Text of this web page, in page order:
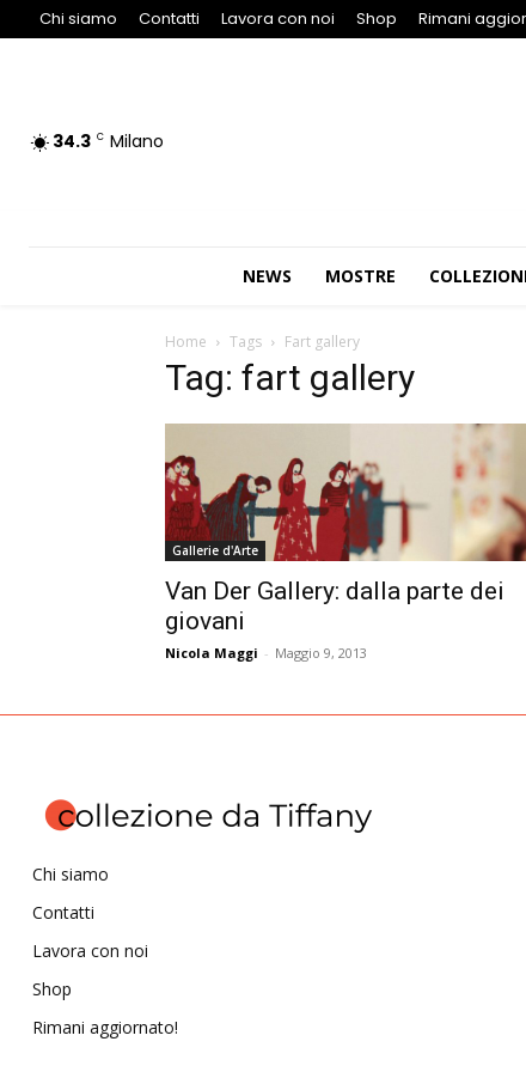
Chi siamo Contatti Lavora con noi Shop Rimani
34.3 C Milano
NEWS MOSTRE
Home Tags Fart gallery
Tag: fart gallery
Gallerie d'Arte
Van Der Gallery: dalla parte dei
giovani
Nicola Maggi - Maggio 9, 2013
Chi siamo
Contatti
Lavora con noi
Shop
Rimani aggiornato!